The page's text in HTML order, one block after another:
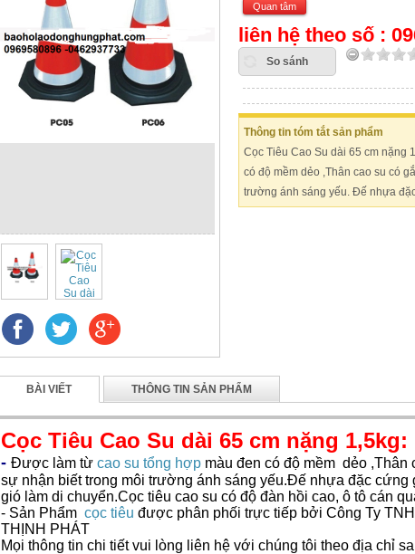
Quan tâm
liên hệ theo số :
So sánh
Thông tin tóm tắt sản phẩm
Cọc Tiêu Cao Su dài 65 cm nặng
có độ mềm dẻo ,Thân cao su có
trường ánh sáng yếu. Đế nhựa
BÀI VIẾT THÔNG TIN SẢN PHẨM
Cọc Tiêu Cao Su dài 65 cm nặng 1,5kg:
- Được làm từ cao su tổng hợp màu đen có độ mềm dẻo ,Thân
sự nhận biết trong môi trường ánh sáng yếu.Đế nhựa đặc cứng
gió làm di chuyển.Cọc tiêu cao su có độ đàn hồi cao, ô tô cán
- Sản Phẩm cọc tiêu được phân phối trực tiếp bởi Công Ty
THỊNH PHÁT
Mọi thông tin chi tiết vui lòng liên hệ với chúng tôi theo địa chỉ